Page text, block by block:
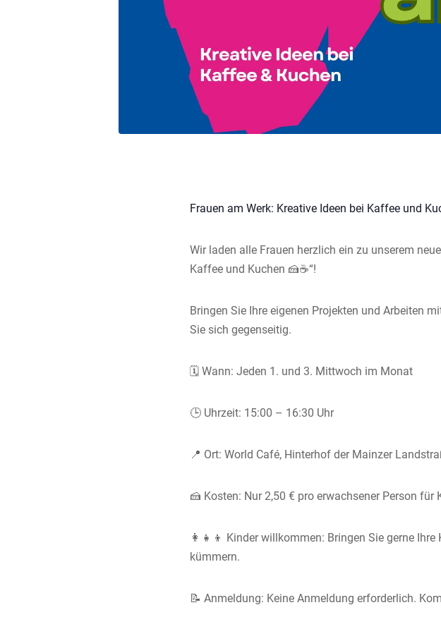
Frauen am Werk: Kreative Ideen bei Kaffee und
Wir laden alle Frauen herzlich ein zu unserem
Kaffee und Kuchen 🍰☕“!
Bringen Sie Ihre eigenen Projekten und Arbeiten
Sie sich gegenseitig.
🗓 Wann: Jeden 1. und 3. Mittwoch im Monat
🕒 Uhrzeit: 15:00 – 16:30 Uhr
📍 Ort: World Café, Hinterhof der Mainzer
🍰 Kosten: Nur 2,50 € pro erwachsener Person
👩‍👧‍👦 Kinder willkommen: Bringen Sie gerne
kümmern.
📝 Anmeldung: Keine Anmeldung erforderlich.